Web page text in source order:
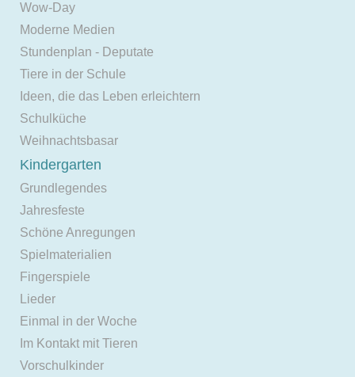
Wow-Day
Moderne Medien
Stundenplan - Deputate
Tiere in der Schule
Ideen, die das Leben erleichtern
Schulküche
Weihnachtsbasar
Kindergarten
Grundlegendes
Jahresfeste
Schöne Anregungen
Spielmaterialien
Fingerspiele
Lieder
Einmal in der Woche
Im Kontakt mit Tieren
Vorschulkinder